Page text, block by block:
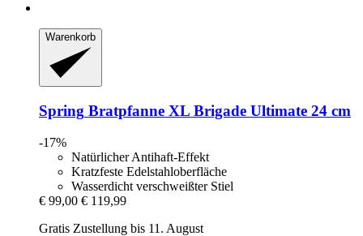
Warenkorb
Spring Bratpfanne XL Brigade Ultimate 24 cm
-17%
Natürlicher Antihaft-Effekt
Kratzfeste Edelstahloberfläche
Wasserdicht verschweißter Stiel
€ 99,00 € 119,99
Gratis Zustellung bis 11. August